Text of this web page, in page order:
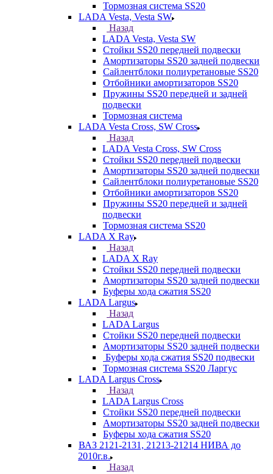
Тормозная система SS20
LADA Vesta, Vesta SW
Назад
LADA Vesta, Vesta SW
Стойки SS20 передней подвески
Амортизаторы SS20 задней подвески
Сайлентблоки полиуретановые SS20
Отбойники амортизаторов SS20
Пружины SS20 передней и задней
подвески
Тормозная система
LADA Vesta Cross, SW Cross
Назад
LADA Vesta Cross, SW Cross
Стойки SS20 передней подвески
Амортизаторы SS20 задней подвески
Сайлентблоки полиуретановые SS20
Отбойники амортизаторов SS20
Пружины SS20 передней и задней
подвески
Тормозная система SS20
LADA X Ray
Назад
LADA X Ray
Стойки SS20 передней подвески
Амортизаторы SS20 задней подвески
Буферы хода сжатия SS20
LADA Largus
Назад
LADA Largus
Стойки SS20 передней подвески
Амортизаторы SS20 задней подвески
Буферы хода сжатия SS20 подвески
Тормозная система SS20 Ларгус
LADA Largus Cross
Назад
LADA Largus Cross
Стойки SS20 передней подвески
Амортизаторы SS20 задней подвески
Буферы хода сжатия SS20
ВАЗ 2121-2131, 21213-21214 НИВА до
2010г.в.
Назад